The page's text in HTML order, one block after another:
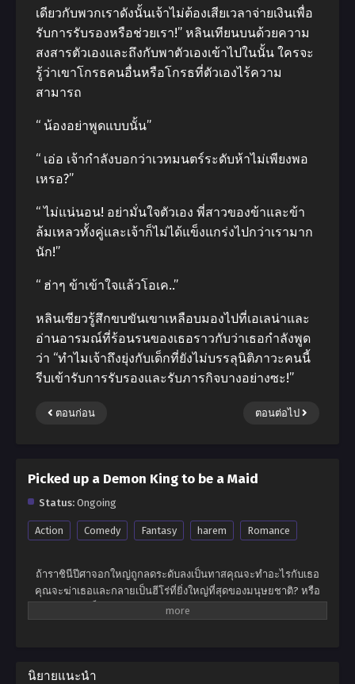
เดียวกับพวกเราดังนั้นเจ้าไม่ต้องเสียเวลาจ่ายเงินเพื่อ
รับการรับรองหรือช่วยเรา!” หลินเทียนบนด้วยความ
สงสารตัวเองและถึงกับพาตัวเองเข้าไปในนั้น ใครจะ
รู้ว่าเขาโกรธคนอื่นหรือโกรธที่ตัวเองไร้ความ
สามารถ
“ น้องอย่าพูดแบบนั้น”
“ เอ่อ เจ้ากําลังบอกว่าเวทมนตร์ระดับห้าไม่เพียงพอ
เหรอ?”
“ ไม่แน่นอน! อย่ามั่นใจตัวเอง พี่สาวของข้าและข้า
ล้มเหลวทั้งคู่และเจ้าก็ไม่ได้แข็งแกร่งไปกว่าเรามาก
นัก!”
“ ฮ่าๆ ข้าเข้าใจแล้วโอเค..”
หลินเซียวรู้สึกขบขันเขาเหลือบมองไปที่เอเลน่าและ
อ่านอารมณ์ที่ร้อนรนของเธอราวกับว่าเธอกําลังพูด
ว่า “ทําไมเจ้าถึงยุ่งกับเด็กที่ยังไม่บรรลุนิติภาวะคนนี้
รีบเข้ารับการรับรองและรับภารกิจบางอย่างซะ!”
ตอนก่อน ตอนต่อไป
Picked up a Demon King to be a Maid
Status: Ongoing
Action Comedy Fantasy harem Romance
ถ้าราชินีปีศาจอกใหญ่ถูกลดระดับลงเป็นทาสคุณจะทำอะไรกับเธอ
คุณจะฆ่าเธอและกลายเป็นฮีโร่ที่ยิ่งใหญ่ที่สุดของมนุษยชาติ? หรือ
คุณจะให้เธอเป็นทาสและเพลิดเพลินไปกับความสุขในระดับสูงสุดใน
ได้! นั่นเป็นเหตุผลที่คำตอบของเขาคือ -“ ราชินีปีศาจคุณสามารถสวม
นิยายแนะนำ